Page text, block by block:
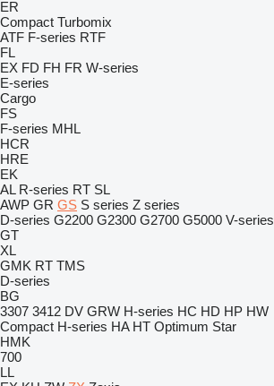
ER
Compact Turbomix
ATF F-series RTF
FL
EX FD FH FR W-series
E-series
Cargo
FS
F-series MHL
HCR
HRE
EK
AL R-series RT SL
AWP GR GS S series Z series
D-series G2200 G2300 G2700 G5000 V-series
GT
XL
GMK RT TMS
D-series
BG
3307 3412 DV GRW H-series HC HD HP HW
Compact H-series HA HT Optimum Star
HMK
700
LL